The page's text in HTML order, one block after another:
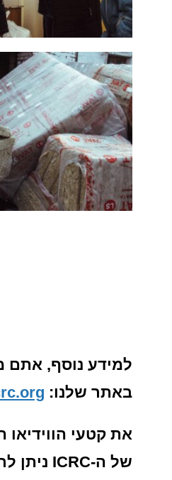
למידע נוסף, אתם
באתר שלנו:
את קטעי הווידיאו
של ה-ICRC
ניתן